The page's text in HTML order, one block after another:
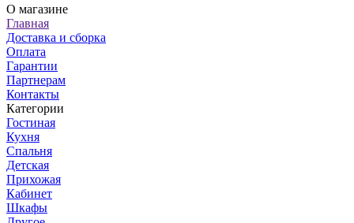
О магазине
Главная
Доставка и сборка
Оплата
Гарантии
Партнерам
Контакты
Категории
Гостиная
Кухня
Спальня
Детская
Прихожая
Кабинет
Шкафы